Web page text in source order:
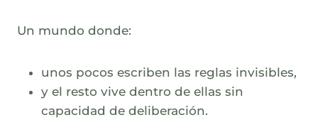
Un mundo donde:
unos pocos escriben las reglas invisibles,
y el resto vive dentro de ellas sin
capacidad de deliberación.